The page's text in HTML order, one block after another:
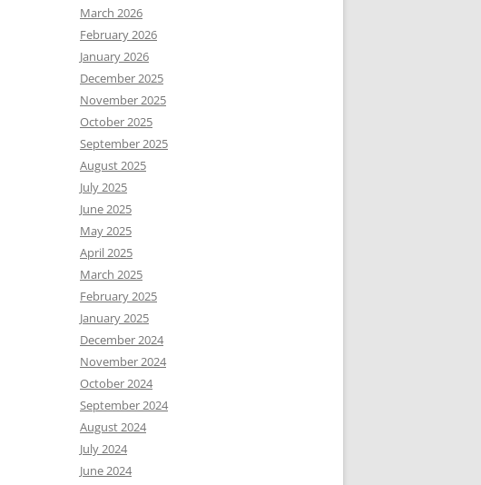
March 2026
February 2026
January 2026
December 2025
November 2025
October 2025
September 2025
August 2025
July 2025
June 2025
May 2025
April 2025
March 2025
February 2025
January 2025
December 2024
November 2024
October 2024
September 2024
August 2024
July 2024
June 2024